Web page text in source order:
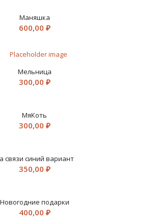
Маняшка
600,00 ₽
Мельница
300,00 ₽
МяКоть
300,00 ₽
связи синий вариант
350,00 ₽
Новогодние подарки
400,00 ₽